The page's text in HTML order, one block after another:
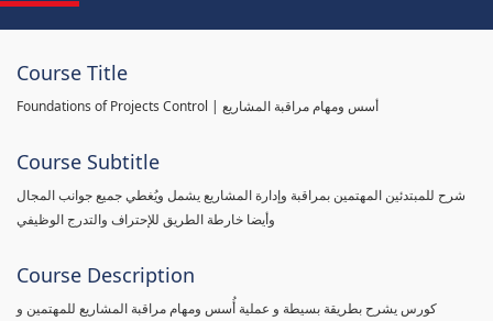
Course Title
Foundations of Projects Control | أسس ومهام مراقبة المشاريع
Course Subtitle
شرح للمبتدئين المهتمين بمراقبة وإدارة المشاريع يشمل ويُغطي جميع جوانب المجال
وأيضا خارطة الطريق للإحتراف والتدرج الوظيفي
Course Description
كورس يشرح بطريقة بسيطة و عملية أُسس ومهام مراقبة المشاريع للمهتمين و